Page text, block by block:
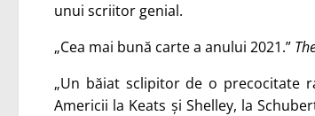
unui scriitor genial.
„Cea mai bună carte a anului 2021.”
„Un băiat sclipitor de o precocitate
Americii la Keats și Shelley, la